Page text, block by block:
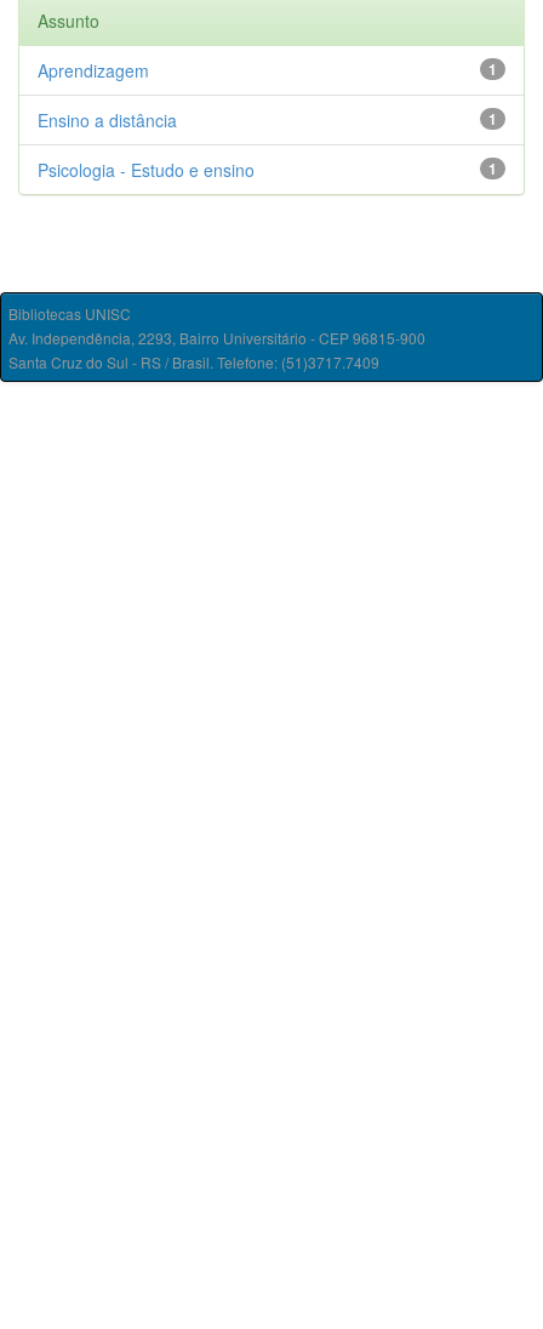
Assunto
1
Aprendizagem
1
Ensino a distância
1
Psicologia - Estudo e ensino
Bibliotecas UNISC
Av. Independência, 2293, Bairro Universitário - CEP 96815-900
Santa Cruz do Sul - RS / Brasil. Telefone: (51)3717.7409